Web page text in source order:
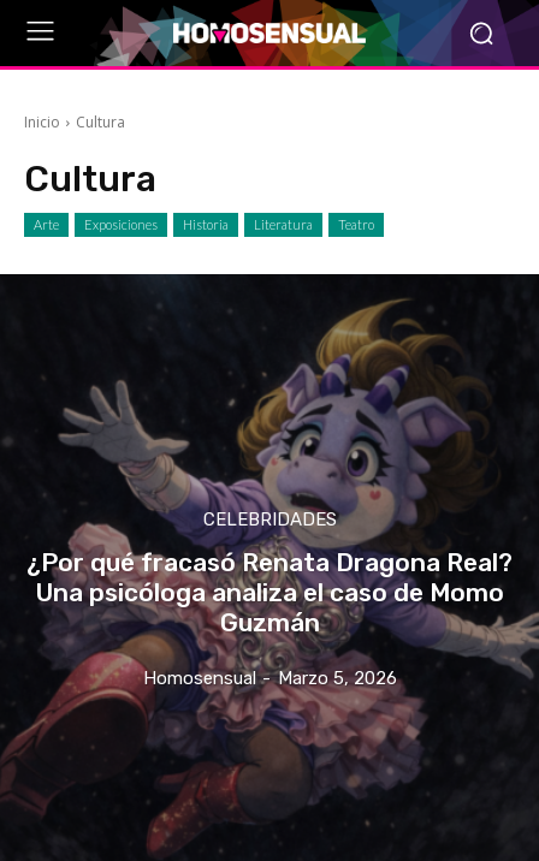
Inicio Cultura
Cultura
Arte Exposiciones Historia Literatura Teatro
CELEBRIDADES
¿Por qué fracasó Renata Dragona Real?
Una psicóloga analiza el caso de Momo
Guzmán
Homosensual - Marzo 5, 2026